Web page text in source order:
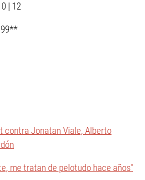
| 12
contra Jonatan Viale, Alberto
me tratan de pelotudo hace años"